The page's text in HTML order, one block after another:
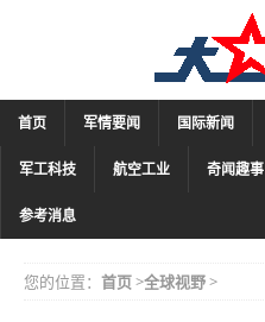
首页 军情要闻 国际新闻
军工科技 航空工业 奇闻趣事
参考消息
您的位置： 首页>全球视野>